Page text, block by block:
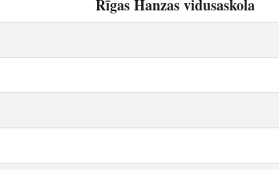
Rīgas Hanzas vidusaskola